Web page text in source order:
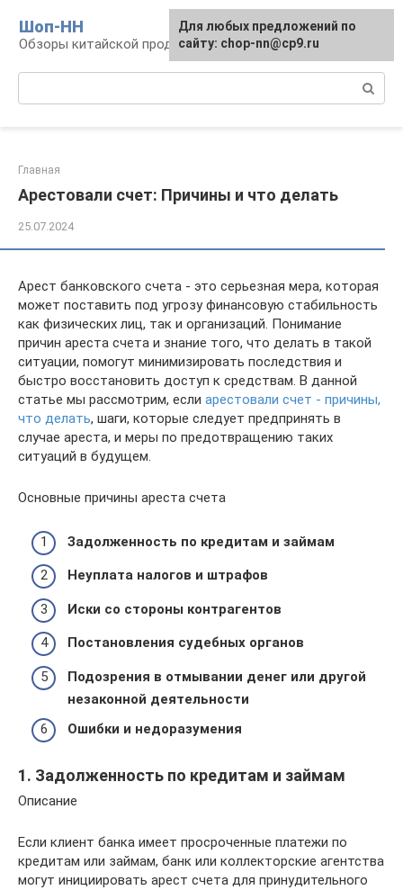
контенту
Шоп-HH
Обзоры китайской продукции Huawei и Honor
Главная
Арестовали счет: Причины и что делать
25.07.2024
Арест банковского счета - это серьезная мера, которая
может поставить под угрозу финансовую стабильность
как физических лиц, так и организаций. Понимание
причин ареста счета и знание того, что делать в такой
ситуации, помогут минимизировать последствия и
быстро восстановить доступ к средствам. В данной
статье мы рассмотрим, если арестовали счет - причины,
что делать, шаги, которые следует предпринять в
случае ареста, и меры по предотвращению таких
ситуаций в будущем.
Основные причины ареста счета
Задолженность по кредитам и займам
Неуплата налогов и штрафов
Иски со стороны контрагентов
Постановления судебных органов
Подозрения в отмывании денег или другой
незаконной деятельности
Ошибки и недоразумения
1. Задолженность по кредитам и займам
Описание
Если клиент банка имеет просроченные платежи по
кредитам или займам, банк или коллекторские агентства
могут инициировать арест счета для принудительного
Для любых предложений по
сайту: chop-nn@cp9.ru